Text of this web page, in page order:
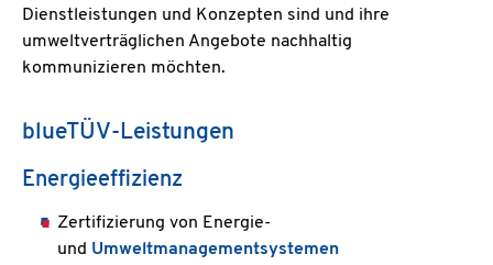
Dienstleistungen und Konzepten sind und ihre
umweltverträglichen Angebote nachhaltig
kommunizieren möchten.
blueTÜV-Leistungen
Energieeffizienz
Zertifizierung von Energie-
und Umweltmanagementsystemen